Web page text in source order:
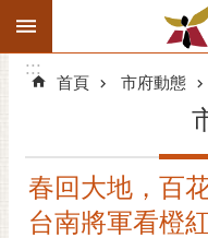
跳到主要內容區塊
搜
階
精彩府城
:::
:::
首頁 市府動態
春回大地，百
台南將軍看橙